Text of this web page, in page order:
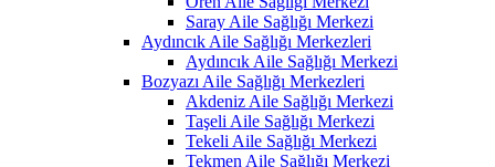
Saray Aile Sağlığı Merkezi
Aydıncık Aile Sağlığı Merkezleri
Aydıncık Aile Sağlığı Merkezi
Bozyazı Aile Sağlığı Merkezleri
Akdeniz Aile Sağlığı Merkezi
Taşeli Aile Sağlığı Merkezi
Tekeli Aile Sağlığı Merkezi
Tekmen Aile Sağlığı Merkezi